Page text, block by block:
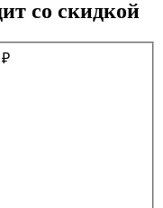
со скидкой
₽